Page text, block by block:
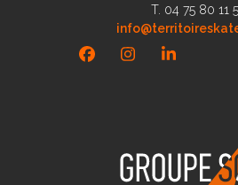
T. 04 75 80 11
FacebookInstagramLinkedIn